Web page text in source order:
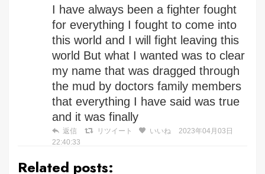
I have always been a fighter fought
for everything I fought to come into
this world and I will fight leaving this
world But what I wanted was to clear
my name that was dragged through
the mud by doctors family members
that everything I have said was true
and it was finally
返信 リツイート いいね
2023年04月03日
22:40:33
Related posts: